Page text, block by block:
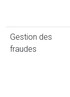
Gestion des
fraudes